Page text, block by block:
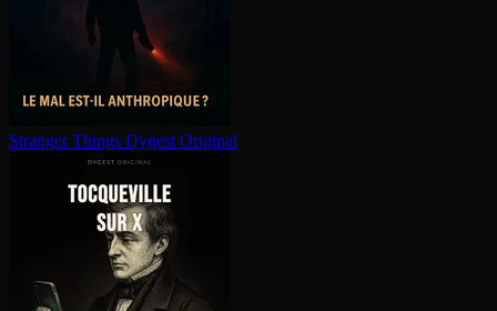
Stranger Things Dygest Original